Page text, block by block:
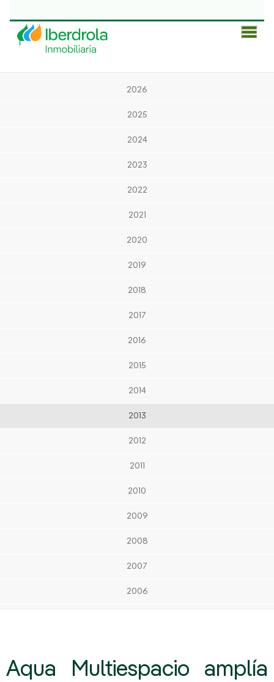
2026
2025
2024
2023
2022
2021
2020
2019
2018
2017
2016
2015
2014
2013
2012
2011
2010
2009
2008
2007
2006
Aqua Multiespacio amplía